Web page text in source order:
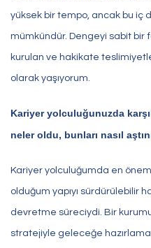
yüksek bir tempo, ancak bu iç
mümkündür. Dengeyi sabit bir
kurulan ve hakikate
olarak yaşıyorum.
Kariyer yolculuğunuzda
neler oldu, bunları nasıl
Kariyer yolculuğumda en
olduğum yapıyı sürdürülebilir
devretme süreciydi. Bir
stratejiyle geleceğe